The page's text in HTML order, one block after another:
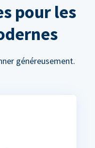
pour les
généreusement.